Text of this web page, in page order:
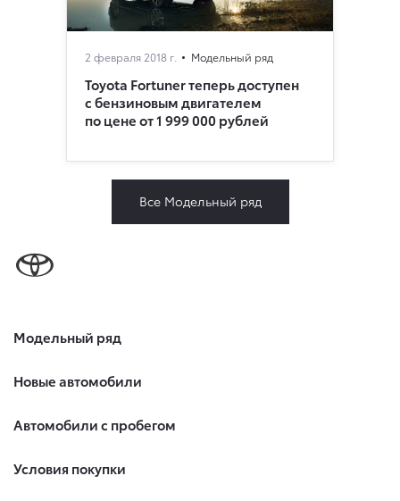
2 февраля 2018 г. Модельный ряд
Toyota Fortuner теперь доступен
с бензиновым двигателем
по цене от 1 999 000 рублей
Все Модельный ряд
Модельный ряд
Новые автомобили
Автомобили с пробегом
Условия покупки